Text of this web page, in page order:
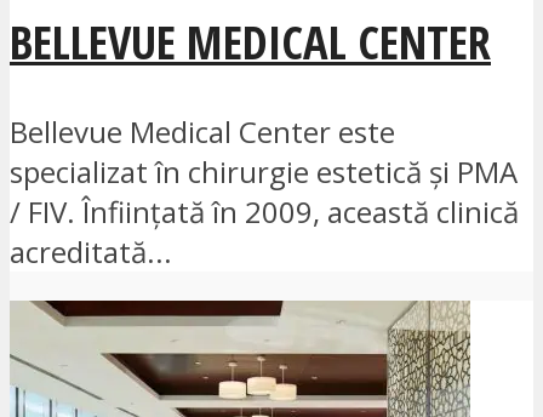
BELLEVUE MEDICAL CENTER
Bellevue Medical Center este
specializat în chirurgie estetică și PMA
/ FIV. Înființată în 2009, această clinică
acreditată...